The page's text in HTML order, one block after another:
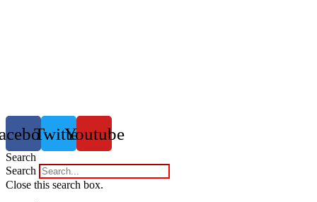
TwitterYoutube
Search
Search
Close this search box.